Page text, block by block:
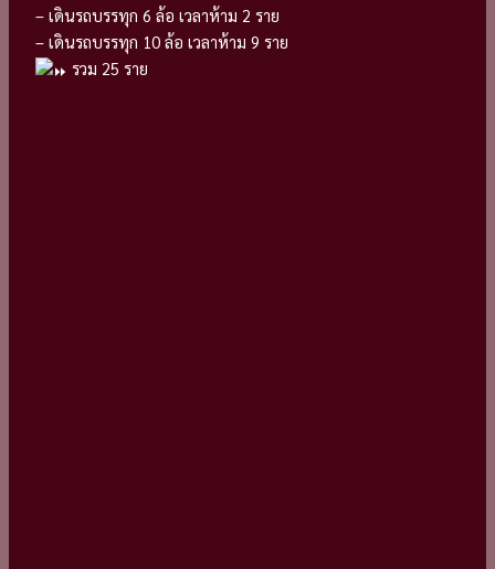
– เดินรถบรรทุก 6 ล้อ เวลาห้าม 2 ราย
– เดินรถบรรทุก 10 ล้อ เวลาห้าม 9 ราย
รวม​ 25 ราย